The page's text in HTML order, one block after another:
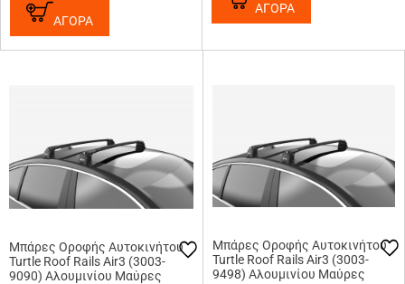
ΑΓΟΡΑ
ΑΓΟΡΑ
Μπάρες Οροφής Αυτοκινήτου
Turtle Roof Rails Air3 (3003-
9090) Αλουμινίου Μαύρες
Μπάρες Οροφής Αυτοκινήτου
Turtle Roof Rails Air3 (3003-
9498) Αλουμινίου Μαύρες